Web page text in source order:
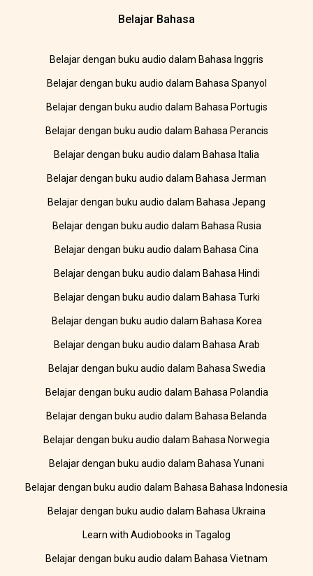
Belajar Bahasa
Belajar dengan buku audio dalam Bahasa Inggris
Belajar dengan buku audio dalam Bahasa Spanyol
Belajar dengan buku audio dalam Bahasa Portugis
Belajar dengan buku audio dalam Bahasa Perancis
Belajar dengan buku audio dalam Bahasa Italia
Belajar dengan buku audio dalam Bahasa Jerman
Belajar dengan buku audio dalam Bahasa Jepang
Belajar dengan buku audio dalam Bahasa Rusia
Belajar dengan buku audio dalam Bahasa Cina
Belajar dengan buku audio dalam Bahasa Hindi
Belajar dengan buku audio dalam Bahasa Turki
Belajar dengan buku audio dalam Bahasa Korea
Belajar dengan buku audio dalam Bahasa Arab
Belajar dengan buku audio dalam Bahasa Swedia
Belajar dengan buku audio dalam Bahasa Polandia
Belajar dengan buku audio dalam Bahasa Belanda
Belajar dengan buku audio dalam Bahasa Norwegia
Belajar dengan buku audio dalam Bahasa Yunani
Belajar dengan buku audio dalam Bahasa Bahasa Indonesia
Belajar dengan buku audio dalam Bahasa Ukraina
Learn with Audiobooks in Tagalog
Belajar dengan buku audio dalam Bahasa Vietnam